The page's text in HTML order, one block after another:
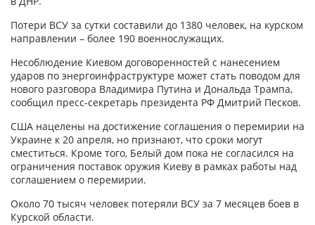
Потери ВСУ за сутки составили до 1380 человек, на курском
направлении – более 190 военнослужащих.
Несоблюдение Киевом договоренностей с нанесением
ударов по энергоинфраструктуре может стать поводом для
нового разговора Владимира Путина и Дональда Трампа,
сообщил пресс-секретарь президента РФ Дмитрий Песков.
США нацелены на достижение соглашения о перемирии на
Украине к 20 апреля, но признают, что сроки могут
сместиться. Кроме того, Белый дом пока не согласился на
ограничения поставок оружия Киеву в рамках работы над
соглашением о перемирии.
Около 70 тысяч человек потеряли ВСУ за 7 месяцев боев в
Курской области.